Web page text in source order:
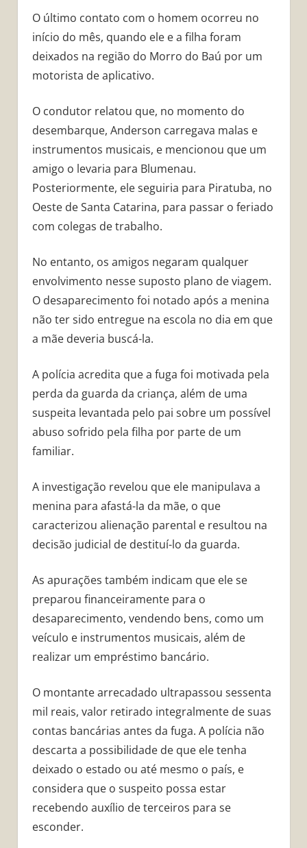
O último contato com o homem ocorreu no
início do mês, quando ele e a filha foram
deixados na região do Morro do Baú por um
motorista de aplicativo.
O condutor relatou que, no momento do
desembarque, Anderson carregava malas e
instrumentos musicais, e mencionou que um
amigo o levaria para Blumenau.
Posteriormente, ele seguiria para Piratuba, no
Oeste de Santa Catarina, para passar o feriado
com colegas de trabalho.
No entanto, os amigos negaram qualquer
envolvimento nesse suposto plano de viagem.
O desaparecimento foi notado após a menina
não ter sido entregue na escola no dia em que
a mãe deveria buscá-la.
A polícia acredita que a fuga foi motivada pela
perda da guarda da criança, além de uma
suspeita levantada pelo pai sobre um possível
abuso sofrido pela filha por parte de um
familiar.
A investigação revelou que ele manipulava a
menina para afastá-la da mãe, o que
caracterizou alienação parental e resultou na
decisão judicial de destituí-lo da guarda.
As apurações também indicam que ele se
preparou financeiramente para o
desaparecimento, vendendo bens, como um
veículo e instrumentos musicais, além de
realizar um empréstimo bancário.
O montante arrecadado ultrapassou sessenta
mil reais, valor retirado integralmente de suas
contas bancárias antes da fuga. A polícia não
descarta a possibilidade de que ele tenha
deixado o estado ou até mesmo o país, e
considera que o suspeito possa estar
recebendo auxílio de terceiros para se
esconder.